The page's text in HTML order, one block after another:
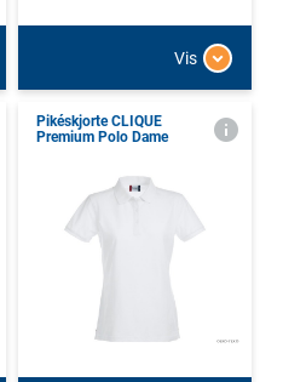
Vis
Pikéskjorte CLIQUE
Premium Polo Dame